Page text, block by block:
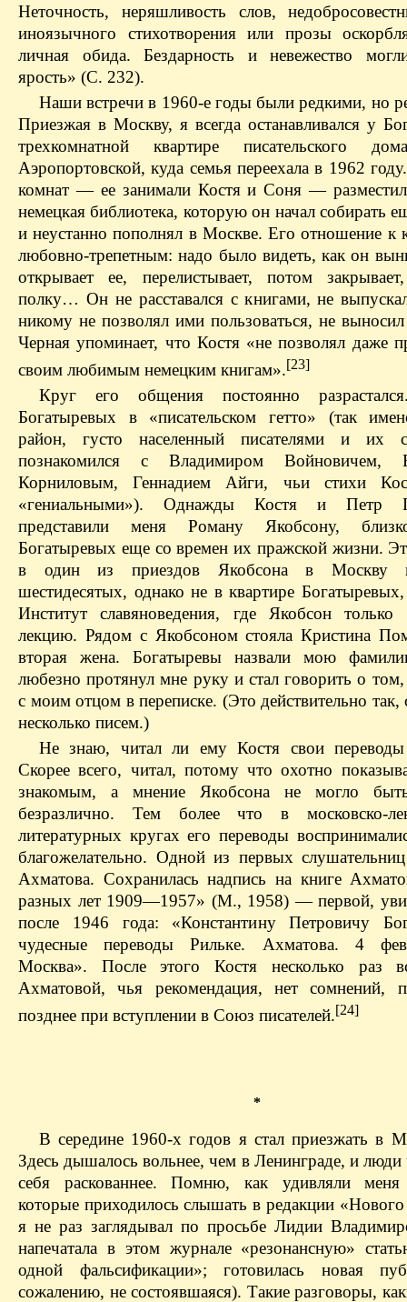
Неточность, неряшливость слов,
иноязычного стихотворения или прозы
личная обида. Бездарность и невежество
ярость» (С. 232).
Наши встречи в 1960‑е годы были редкими, но
Приезжая в Москву, я всегда останавливался у
трехкомнатной квартире писательского
Аэропортовской, куда семья переехала в 1962
комнат — ее занимали Костя и Соня —
немецкая библиотека, которую он начал собирать
и неустанно пополнял в Москве. Его отношение к
любовно-трепетным: надо было видеть, как он
открывает ее, перелистывает, потом
полку… Он не расставался с книгами, не
никому не позволял ими пользоваться, не
Черная упоминает, что Костя «не позволял даже
своим любимым немецким книгам».[23]
Круг его общения постоянно
Богатыревых в «писательском гетто» (так
район, густо населенный писателями и их
познакомился с Владимиром Войновичем,
Корниловым, Геннадием Айги, чьи стихи
«гениальными»). Однажды Костя и Петр
представили меня Роману Якобсону,
Богатыревых еще со времен их пражской жизни.
в один из приездов Якобсона в Москву
шестидесятых, однако не в квартире
Институт славяноведения, где Якобсон
лекцию. Рядом с Якобсоном стояла Кристина
вторая жена. Богатыревы назвали мою
любезно протянул мне руку и стал говорить о том,
с моим отцом в переписке. (Это действительно так,
несколько писем.)
Не знаю, читал ли ему Костя свои
Скорее всего, читал, потому что охотно
знакомым, а мнение Якобсона не могло
безразлично. Тем более что в московско-
литературных кругах его переводы
благожелательно. Одной из первых
Ахматова. Сохранилась надпись на книге
разных лет 1909—1957» (М., 1958) — первой,
после 1946 года: «Константину Петровичу
чудесные переводы Рильке. Ахматова. 4
Москва». После этого Костя несколько раз
Ахматовой, чья рекомендация, нет сомнений,
позднее при вступлении в Союз писателей.[24]
*
В середине 1960‑х годов я стал приезжать в
Здесь дышалось вольнее, чем в Ленинграде, и люди
себя раскованнее. Помню, как удивляли меня
которые приходилось слышать в редакции
я не раз заглядывал по просьбе Лидии
напечатала в этом журнале «резонансную»
одной фальсификации»; готовилась новая
сожалению, не состоявшаяся). Такие разговоры,